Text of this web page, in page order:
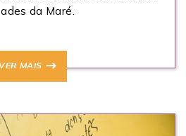
da Maré.
VER MAIS